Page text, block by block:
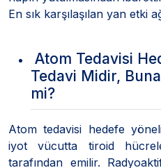
En sık karşılaşılan yan etki
Atom Tedavisi
Tedavi Midir,
mi?
Atom tedavisi hedefe
iyot vücutta tiroid
tarafından emilir.